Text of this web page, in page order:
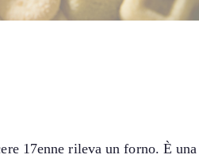
17enne rileva un forno. È